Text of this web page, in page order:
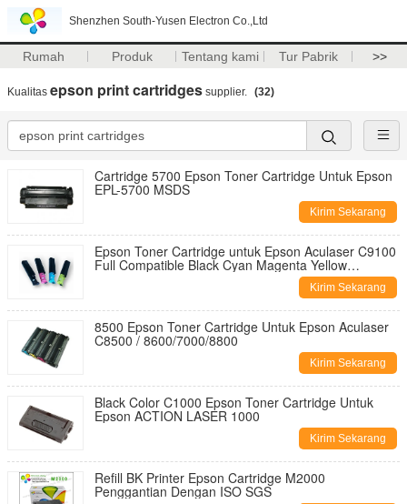
Shenzhen South-Yusen Electron Co.,Ltd
Rumah Produk Tentang kami Tur Pabrik >>
Kualitas epson print cartridges supplier. (32)
Cartridge 5700 Epson Toner Cartridge Untuk Epson
EPL-5700 MSDS
Kirim Sekarang
Epson Toner Cartridge untuk Epson Aculaser C9100
Full Compatible Black Cyan Magenta Yellow
Cartridge dengan 12000 Page Yield Kirim Sekarang
8500 Epson Toner Cartridge Untuk Epson Aculaser
C8500 / 8600/7000/8800
Kirim Sekarang
Black Color C1000 Epson Toner Cartridge Untuk
Epson ACTION LASER 1000
Kirim Sekarang
Refill BK Printer Epson Cartridge M2000
Penggantian Dengan ISO SGS